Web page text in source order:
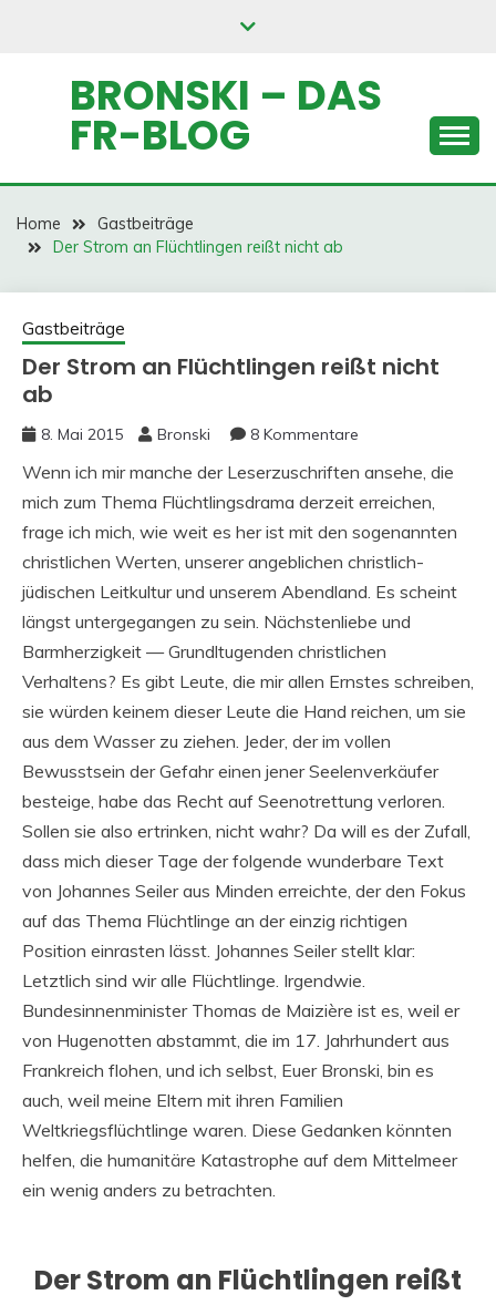
BRONSKI – DAS
FR-BLOG
Home
Gastbeiträge
Der Strom an Flüchtlingen reißt nicht ab
Gastbeiträge
Der Strom an Flüchtlingen reißt nicht
ab
8. Mai 2015 Bronski 8 Kommentare
Wenn ich mir manche der Leserzuschriften ansehe, die
mich zum Thema Flüchtlingsdrama derzeit erreichen,
frage ich mich, wie weit es her ist mit den sogenannten
christlichen Werten, unserer angeblichen christlich-
jüdischen Leitkultur und unserem Abendland. Es scheint
längst untergegangen zu sein. Nächstenliebe und
Barmherzigkeit — Grundltugenden christlichen
Verhaltens? Es gibt Leute, die mir allen Ernstes schreiben,
sie würden keinem dieser Leute die Hand reichen, um sie
aus dem Wasser zu ziehen. Jeder, der im vollen
Bewusstsein der Gefahr einen jener Seelenverkäufer
besteige, habe das Recht auf Seenotrettung verloren.
Sollen sie also ertrinken, nicht wahr? Da will es der Zufall,
dass mich dieser Tage der folgende wunderbare Text
von Johannes Seiler aus Minden erreichte, der den Fokus
auf das Thema Flüchtlinge an der einzig richtigen
Position einrasten lässt. Johannes Seiler stellt klar:
Letztlich sind wir alle Flüchtlinge. Irgendwie.
Bundesinnenminister Thomas de Maizière ist es, weil er
von Hugenotten abstammt, die im 17. Jahrhundert aus
Frankreich flohen, und ich selbst, Euer Bronski, bin es
auch, weil meine Eltern mit ihren Familien
Weltkriegsflüchtlinge waren. Diese Gedanken könnten
helfen, die humanitäre Katastrophe auf dem Mittelmeer
ein wenig anders zu betrachten.
Der Strom an Flüchtlingen reißt